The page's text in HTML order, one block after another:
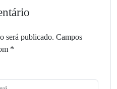
será publicado. Campos
*